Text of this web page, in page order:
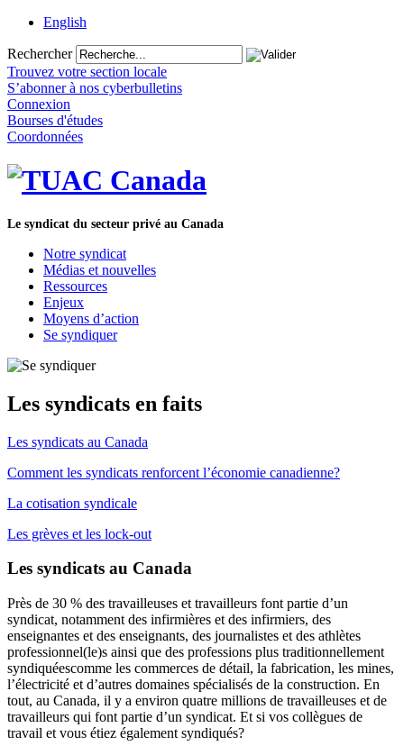
English
Rechercher
Trouvez votre section locale
S’abonner à nos cyberbulletins
Connexion
Bourses d'études
Coordonnées
Le syndicat du secteur privé au Canada
Notre syndicat
Médias et nouvelles
Ressources
Enjeux
Moyens d’action
Se syndiquer
Les syndicats en faits
Les syndicats au Canada
Comment les syndicats renforcent l’économie canadienne?
La cotisation syndicale
Les grèves et les lock-out
Les syndicats au Canada
Près de 30 % des travailleuses et travailleurs font partie d’un
syndicat, notamment des infirmières et des infirmiers, des
enseignantes et des enseignants, des journalistes et des athlètes
professionnel(le)s ainsi que des professions plus traditionnellement
syndiquéescomme les commerces de détail, la fabrication, les mines,
l’électricité et d’autres domaines spécialisés de la construction. En
tout, au Canada, il y a environ quatre millions de travailleuses et de
travailleurs qui font partie d’un syndicat. Et si vos collègues de
travail et vous étiez également syndiqués?